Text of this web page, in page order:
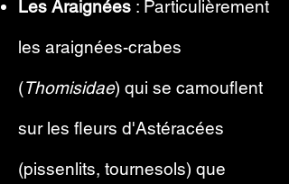
Les Araignées : Particulièrement
les araignées-crabes
(Thomisidae) qui se camouflent
sur les fleurs d'Astéracées
(pissenlits, tournesols) que